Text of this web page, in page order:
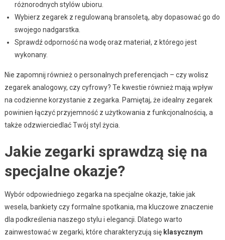
różnorodnych stylów ubioru.
Wybierz zegarek z regulowaną bransoletą, aby dopasować go do
swojego nadgarstka.
Sprawdź odporność na wodę oraz materiał, z którego jest
wykonany.
Nie zapomnij również o personalnych preferencjach – czy wolisz
zegarek analogowy, czy cyfrowy? Te kwestie również mają wpływ
na codzienne korzystanie z zegarka. Pamiętaj, że idealny zegarek
powinien łączyć przyjemność z użytkowania z funkcjonalnością, a
także odzwierciedlać Twój styl życia.
Jakie zegarki sprawdzą się na
specjalne okazje?
Wybór odpowiedniego zegarka na specjalne okazje, takie jak
wesela, bankiety czy formalne spotkania, ma kluczowe znaczenie
dla podkreślenia naszego stylu i elegancji. Dlatego warto
zainwestować w zegarki, które charakteryzują się klasycznym